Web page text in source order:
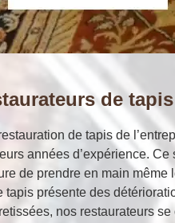
de
de tapis de
années d’expérience.
de prendre en main même
tapis présente des
nos restaurateurs